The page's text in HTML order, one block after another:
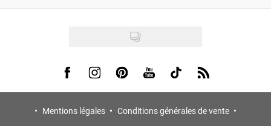
Visit us on Facebook
Visit us on Instagram
Visit us on Pinterest
Visit us on Youtube
Visit us on Tiktok
Visit us on Rss
Mentions légales
Conditions générales de vente